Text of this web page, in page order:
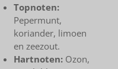
Topnoten:
Pepermunt,
koriander, limoen
en zeezout.
Hartnoten:Ozon,